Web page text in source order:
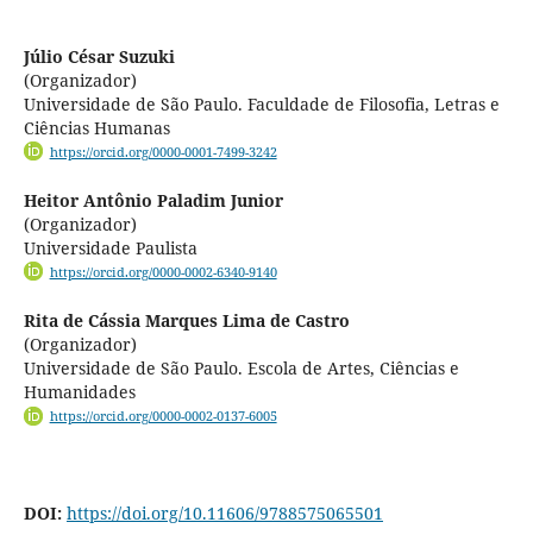
Júlio César Suzuki
(Organizador)
Universidade de São Paulo. Faculdade de Filosofia, Letras e
Ciências Humanas
https://orcid.org/0000-0001-7499-3242
Heitor Antônio Paladim Junior
(Organizador)
Universidade Paulista
https://orcid.org/0000-0002-6340-9140
Rita de Cássia Marques Lima de Castro
(Organizador)
Universidade de São Paulo. Escola de Artes, Ciências e
Humanidades
https://orcid.org/0000-0002-0137-6005
DOI: https://doi.org/10.11606/9788575065501